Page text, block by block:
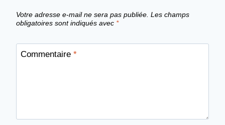
Votre adresse e-mail ne sera pas publiée. Les champs
obligatoires sont indiqués avec *
Commentaire *